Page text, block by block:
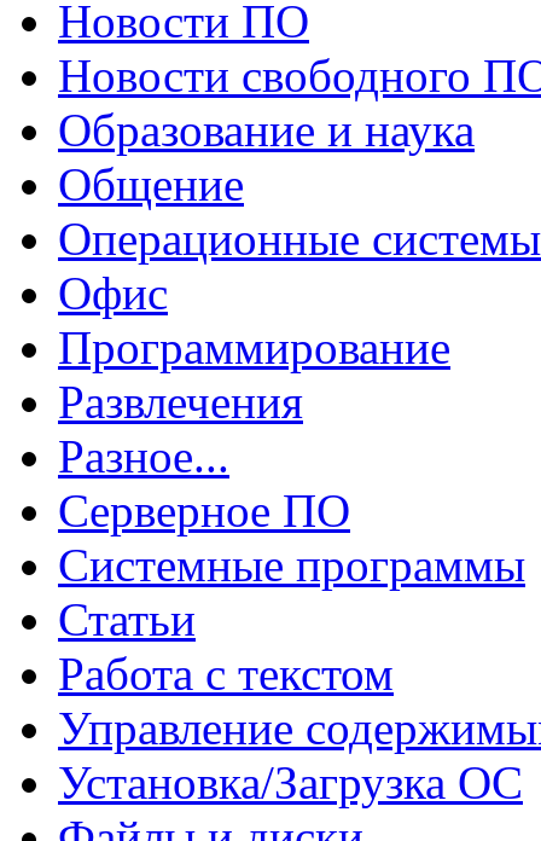
Новости ПО
Новости свободного
Образование и наука
Общение
Операционные системы
Офис
Программирование
Развлечения
Разное...
Серверное ПО
Системные программы
Статьи
Работа с текстом
Управление
Установка/Загрузка ОС